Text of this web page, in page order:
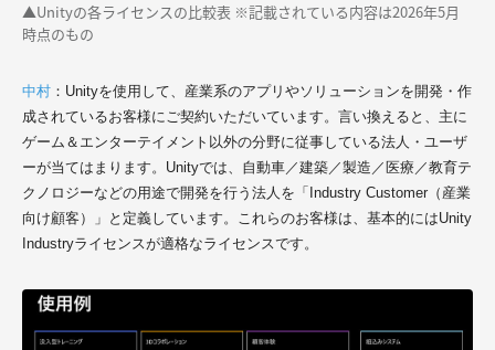
▲Unityの各ライセンスの比較表 ※記載されている内容は2026年5月
時点のもの
中村 ：Unityを使用して、産業系のアプリやソリューションを開発・作
成されているお客様にご契約いただいています。言い換えると、主に
ゲーム＆エンターテイメント以外の分野に従事している法人・ユーザ
ーが当てはまります。Unityでは、自動車／建築／製造／医療／教育テ
クノロジーなどの用途で開発を行う法人を「Industry Customer（産業
向け顧客）」と定義しています。これらのお客様は、基本的にはUnity
Industryライセンスが適格なライセンスです。